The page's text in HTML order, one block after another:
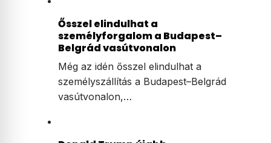
Ősszel elindulhat a
személyforgalom a Budapest–
Belgrád vasútvonalon
Még az idén ősszel elindulhat a
személyszállítás a Budapest–Belgrád
vasútvonalon,…